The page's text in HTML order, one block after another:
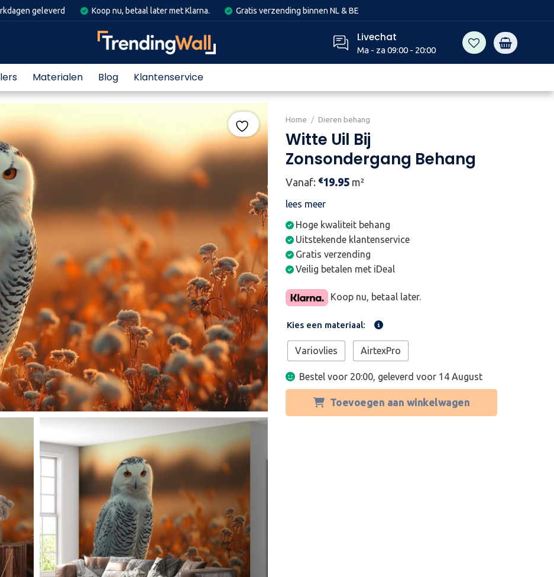
geleverd Koop nu, betaal later met Klarna. Gratis verzending binnen NL & BE
Livechat
Ma - za 09:00 - 20:00
Materialen Blog Klantenservice
Home / Dieren behang
Witte Uil Bij
Zonsondergang Behang
Vanaf: €19.95 m²
lees meer
Hoge kwaliteit behang
Uitstekende klantenservice
Gratis verzending
Veilig betalen met iDeal
Koop nu, betaal later.
Kies een materiaal:
Variovlies AirtexPro
Bestel voor 20:00, geleverd voor 14 August
Toevoegen aan winkelwagen